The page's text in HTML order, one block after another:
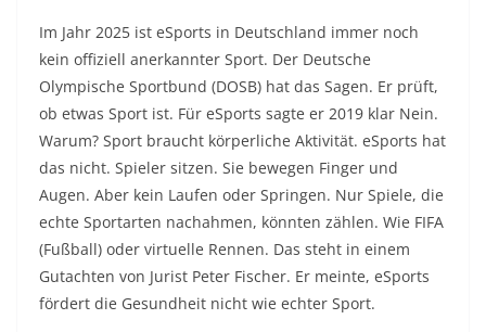
Im Jahr 2025 ist eSports in Deutschland immer noch
kein offiziell anerkannter Sport. Der Deutsche
Olympische Sportbund (DOSB) hat das Sagen. Er prüft,
ob etwas Sport ist. Für eSports sagte er 2019 klar Nein.
Warum? Sport braucht körperliche Aktivität. eSports hat
das nicht. Spieler sitzen. Sie bewegen Finger und
Augen. Aber kein Laufen oder Springen. Nur Spiele, die
echte Sportarten nachahmen, könnten zählen. Wie FIFA
(Fußball) oder virtuelle Rennen. Das steht in einem
Gutachten von Jurist Peter Fischer. Er meinte, eSports
fördert die Gesundheit nicht wie echter Sport.